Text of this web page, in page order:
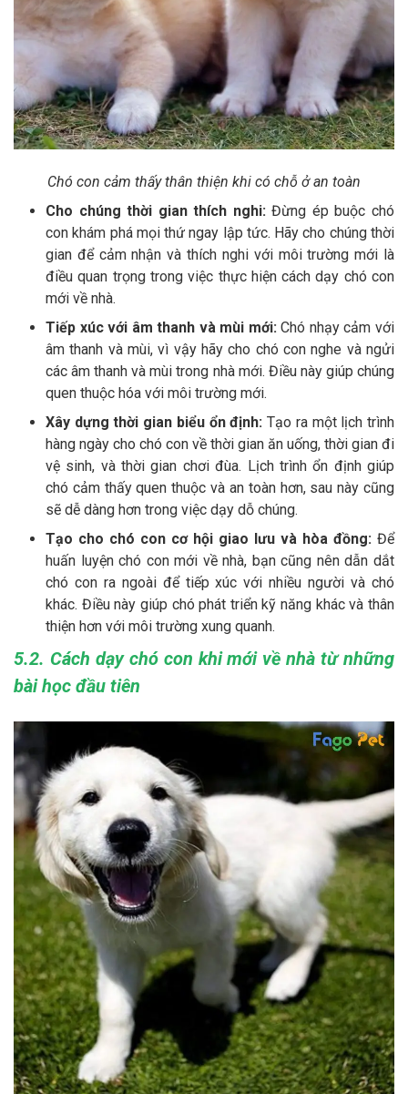
Chó con cảm thấy thân thiện khi có chỗ ở an toàn
Cho chúng thời gian thích nghi:Đừng ép buộc chó
con khám phá mọi thứ ngay lập tức. Hãy cho chúng thời
gian để cảm nhận và thích nghi với môi trường mới là
điều quan trọng trong việc thực hiện cách dạy chó con
mới về nhà.
Tiếp xúc với âm thanh và mùi mới:Chó nhạy cảm với
âm thanh và mùi, vì vậy hãy cho chó con nghe và ngửi
các âm thanh và mùi trong nhà mới. Điều này giúp chúng
quen thuộc hóa với môi trường mới.
Xây dựng thời gian biểu ổn định:Tạo ra một lịch trình
hàng ngày cho chó con về thời gian ăn uống, thời gian đi
vệ sinh, và thời gian chơi đùa. Lịch trình ổn định giúp
chó cảm thấy quen thuộc và an toàn hơn, sau này cũng
sẽ dễ dàng hơn trong việc dạy dỗ chúng.
Tạo cho chó con cơ hội giao lưu và hòa đồng: Để
huấn luyện chó con mới về nhà, bạn cũng nên dẫn dắt
chó con ra ngoài để tiếp xúc với nhiều người và chó
khác. Điều này giúp chó phát triển kỹ năng khác và thân
thiện hơn với môi trường xung quanh.
5.2. Cách dạy chó con khi mới về nhà từ những
bài học đầu tiên